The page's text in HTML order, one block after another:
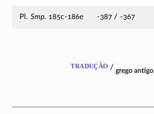
Pl. Smp. 185c-186e -387 / -367
tradução / grego antigo